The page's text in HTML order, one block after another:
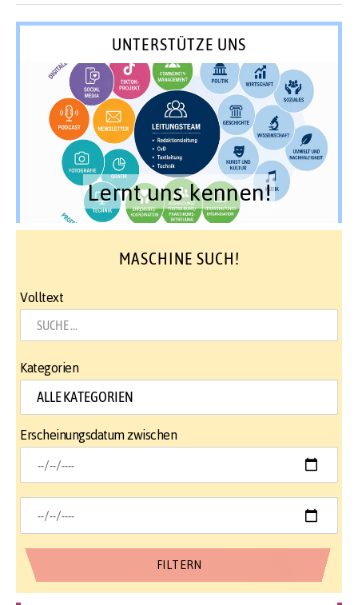
UNTERSTÜTZE UNS
Lernt uns kennen!
MASCHINE SUCH!
Volltext
Kategorien
Erscheinungsdatum zwischen